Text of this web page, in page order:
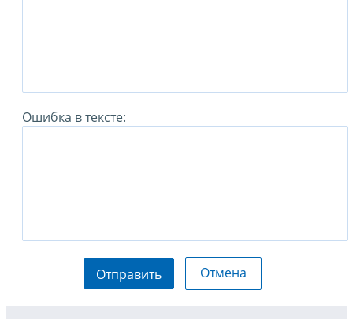
Ошибка в тексте:
Отправить Отмена